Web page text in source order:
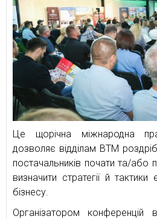
Це щорічна міжнародна
дозволяє відділам ВТМ
постачальників почати та/або
визначити стратегії й
бізнесу.
Організатором конференцій